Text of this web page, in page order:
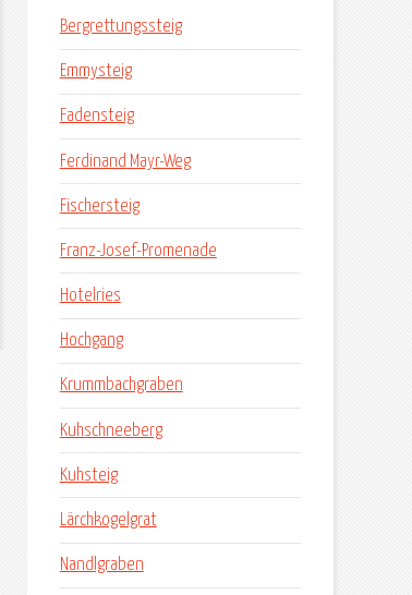
Bergrettungssteig
Emmysteig
Fadensteig
Ferdinand Mayr-Weg
Fischersteig
Franz-Josef-Promenade
Hotelries
Hochgang
Krummbachgraben
Kuhschneeberg
Kuhsteig
Lärchkogelgrat
Nandlgraben